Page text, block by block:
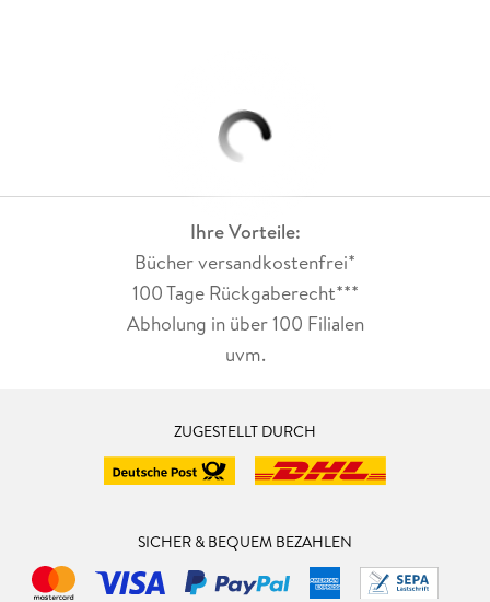
Ihre Vorteile:
Bücher versandkostenfrei*
100 Tage Rückgaberecht***
Abholung in über 100 Filialen
uvm.
ZUGESTELLT DURCH
SICHER & BEQUEM BEZAHLEN